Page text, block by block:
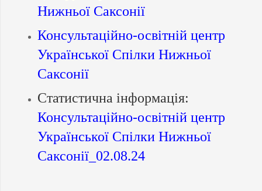
Нижньої Саксонії
Консультаційно-освітній центр
Української Спілки Нижньої
Саксонії
Статистична інформація:
Консультаційно-освітній центр
Української Спілки Нижньої
Саксонії_02.08.24